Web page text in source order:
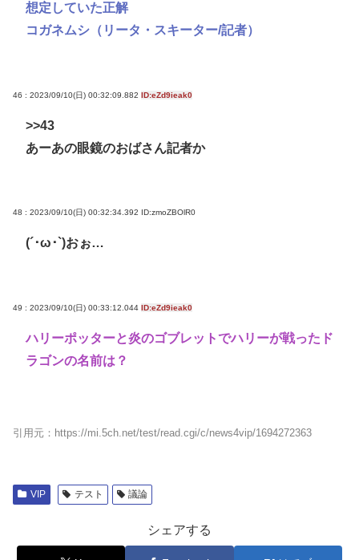
想定していた正解
コガネムシ（リータ・スキーター/記者）
46 : 2023/09/10(日) 00:32:09.882 ID:eZd9ieak0
>>43
あーあの眼鏡のおばさん記者か
48 : 2023/09/10(日) 00:32:34.392 ID:zmoZBOlR0
(´･ω･`)おぉ…
49 : 2023/09/10(日) 00:33:12.044 ID:eZd9ieak0
ハリーポッターと炎のゴブレットでハリーが戦ったド
ラゴンの名前は？
引用元：https://mi.5ch.net/test/read.cgi/c/news4vip/1694272363
VIP テスト 議論
シェアする